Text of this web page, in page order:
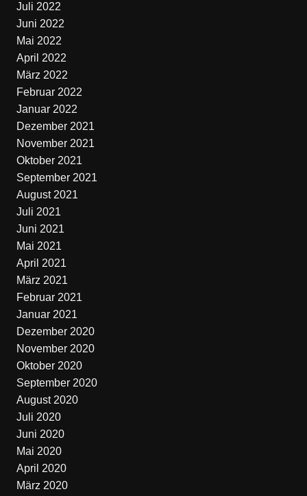
Juli 2022
Juni 2022
Mai 2022
April 2022
März 2022
Februar 2022
Januar 2022
Dezember 2021
November 2021
Oktober 2021
September 2021
August 2021
Juli 2021
Juni 2021
Mai 2021
April 2021
März 2021
Februar 2021
Januar 2021
Dezember 2020
November 2020
Oktober 2020
September 2020
August 2020
Juli 2020
Juni 2020
Mai 2020
April 2020
März 2020